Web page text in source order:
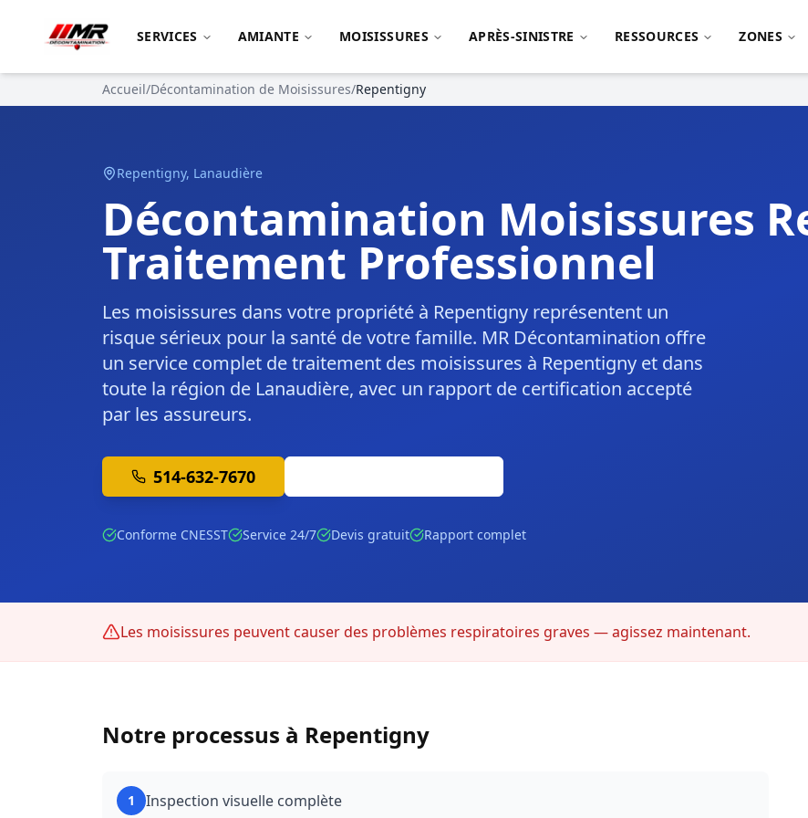
SERVICES AMIANTE MOISISSURES APRÈS-SINISTRE RESSOURCES ZONES
Accueil/Décontamination de Moisissures/Repentigny
Repentigny, Lanaudière
Décontamination Moisissures
Traitement Professionnel
Les moisissures dans votre propriété à Repentigny représentent un
risque sérieux pour la santé de votre famille. MR Décontamination offre
un service complet de traitement des moisissures à Repentigny et dans
toute la région de Lanaudière, avec un rapport de certification accepté
par les assureurs.
514-632-7670
Conforme CNESST Service 24/7 Devis gratuit Rapport complet
Les moisissures peuvent causer des problèmes respiratoires graves — agissez maintenant.
Notre processus à Repentigny
1 Inspection visuelle complète